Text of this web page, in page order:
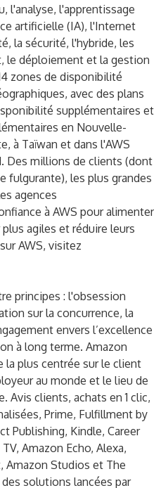
l'analyse, l'apprentissage
artificielle (IA), l'Internet
la sécurité, l'hybride, les
le déploiement et la gestion
zones de disponibilité
avec des plans
supplémentaires et
en Nouvelle-
à Taïwan et dans l'AWS
Des millions de clients (dont
fulgurante), les plus grandes
agences
à AWS pour alimenter
agiles et réduire leurs
AWS, visitez
principes : l'obsession
sur la concurrence, la
envers l’excellence
à long terme. Amazon
la plus centrée sur le client
au monde et le lieu de
Avis clients, achats en 1 clic,
Prime, Fulfillment by
Publishing, Kindle, Career
Amazon Echo, Alexa,
Amazon Studios et The
solutions lancées par